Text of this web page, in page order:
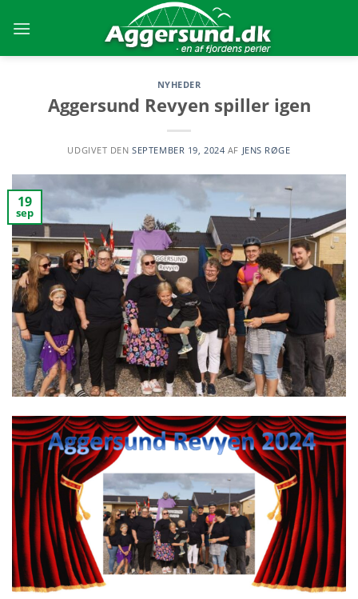
NYHEDER
Aggersund Revyen spiller igen
UDGIVET DENSEPTEMBER 19, 2024 AF JENS RØGE
19
sep